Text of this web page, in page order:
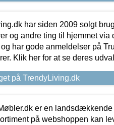
har siden 2009 solgt
og andre ting til hjemmet via
har gode anmeldelser på
Klik her for at se deres
på TrendyLiving.dk
er en
på webshoppen kan